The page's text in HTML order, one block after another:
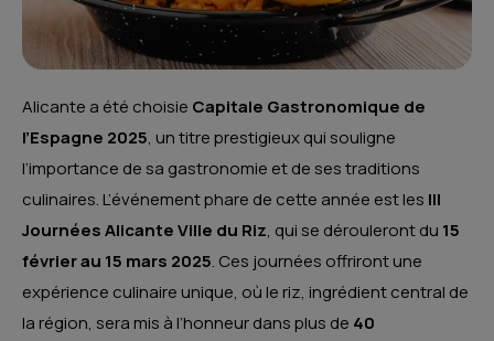
Alicante a été choisie Capitale Gastronomique de
l’Espagne 2025, un titre prestigieux qui souligne
l’importance de sa gastronomie et de ses traditions
culinaires. L’événement phare de cette année est les III
Journées Alicante Ville du Riz, qui se dérouleront du 15
février au 15 mars 2025. Ces journées offriront une
expérience culinaire unique, où le riz, ingrédient central de
la région, sera mis à l’honneur dans plus de 40